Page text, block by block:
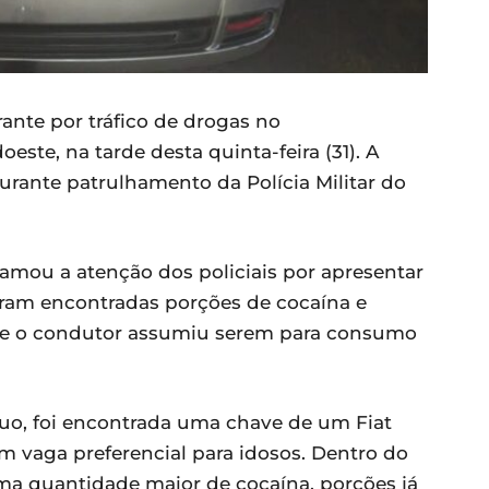
por tráfico de drogas no
na tarde desta quinta-feira (31). A
patrulhamento da Polícia Militar do
a atenção dos policiais por apresentar
encontradas porções de cocaína e
o condutor assumiu serem para consumo
foi encontrada uma chave de um Fiat
vaga preferencial para idosos. Dentro do
quantidade maior de cocaína, porções já